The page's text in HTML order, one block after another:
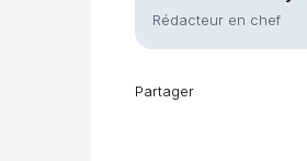
Rédacteur en chef
Partager